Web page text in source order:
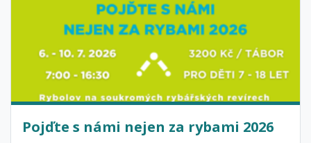
Pojďte s námi nejen za rybami 2026